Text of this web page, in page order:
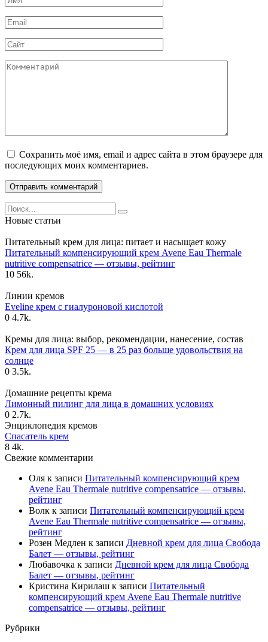
*
Email
*
Сайт
Комментарий
Сохранить моё имя, email и адрес сайта в этом браузере для
последующих моих комментариев.
Search
for:
Новые статьи
Питательный крем для лица: питает и насыщает кожу
Питательный компенсирующий крем Avene Eau Thermale
nutritive compensatrice — отзывы, рейтинг
10 56k.
Линии кремов
Eveline крем с гиалуроновой кислотой
0 4.7k.
Кремы для лица: выбор, рекомендации, нанесение, состав
Крем для лица SPF 25 — в 25 раз больше удовольствия на
солнце
0 3.5k.
Домашние рецепты крема
Лимонный пилинг для лица в домашних условиях
0 2.7k.
Энциклопедия кремов
Спасатель крем
8 4k.
Свежие комментарии
Оля к записи Питательный компенсирующий крем
Avene Eau Thermale nutritive compensatrice — отзывы,
рейтинг
Волк к записи Питательный компенсирующий крем
Avene Eau Thermale nutritive compensatrice — отзывы,
рейтинг
Розен Медлен к записи Дневной крем для лица Свобода
Балет — отзывы, рейтинг
Любавочка к записи Дневной крем для лица Свобода
Балет — отзывы, рейтинг
Кристина Кирилаш к записи Питательный
компенсирующий крем Avene Eau Thermale nutritive
compensatrice — отзывы, рейтинг
Рубрики